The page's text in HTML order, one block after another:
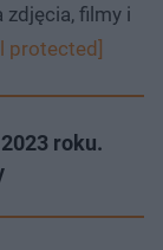
zdjęcia, filmy i
protected]
roku.